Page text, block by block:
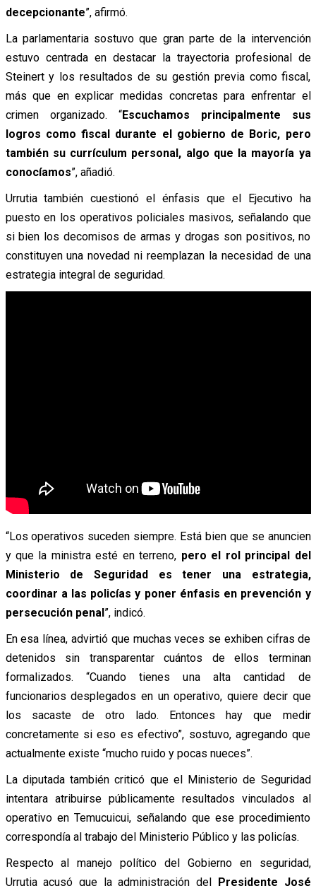
decepcionante”, afirmó.
La parlamentaria sostuvo que gran parte de la intervención
estuvo centrada en destacar la trayectoria profesional de
Steinert y los resultados de su gestión previa como fiscal,
más que en explicar medidas concretas para enfrentar el
crimen organizado. “Escuchamos principalmente sus
logros como fiscal durante el gobierno de Boric, pero
también su currículum personal, algo que la mayoría ya
conocíamos”, añadió.
Urrutia también cuestionó el énfasis que el Ejecutivo ha
puesto en los operativos policiales masivos, señalando que
si bien los decomisos de armas y drogas son positivos, no
constituyen una novedad ni reemplazan la necesidad de una
estrategia integral de seguridad.
“Los operativos suceden siempre. Está bien que se anuncien
y que la ministra esté en terreno, pero el rol principal del
Ministerio de Seguridad es tener una estrategia,
coordinar a las policías y poner énfasis en prevención y
persecución penal”, indicó.
En esa línea, advirtió que muchas veces se exhiben cifras de
detenidos sin transparentar cuántos de ellos terminan
formalizados. “Cuando tienes una alta cantidad de
funcionarios desplegados en un operativo, quiere decir que
los sacaste de otro lado. Entonces hay que medir
concretamente si eso es efectivo”, sostuvo, agregando que
actualmente existe “mucho ruido y pocas nueces”.
La diputada también criticó que el Ministerio de Seguridad
intentara atribuirse públicamente resultados vinculados al
operativo en Temucuicui, señalando que ese procedimiento
correspondía al trabajo del Ministerio Público y las policías.
Respecto al manejo político del Gobierno en seguridad,
Urrutia acusó que la administración del Presidente José